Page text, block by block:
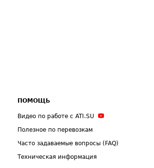
ПОМОЩЬ
Видео по работе с ATI.SU
Полезное по перевозкам
Часто задаваемые вопросы (FAQ)
Техническая информация